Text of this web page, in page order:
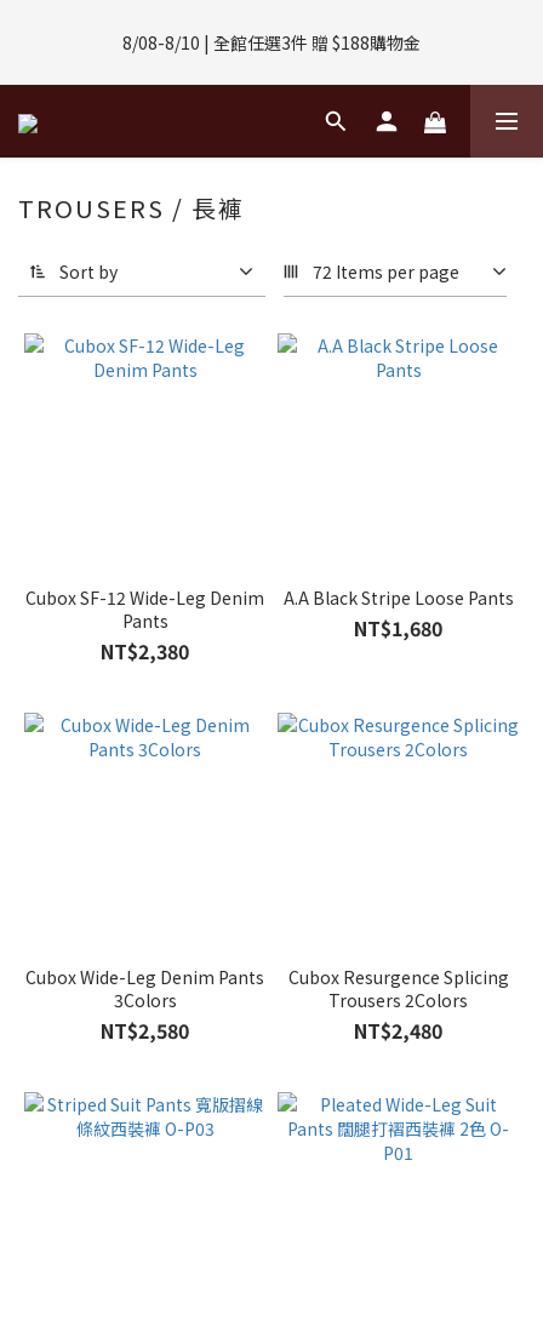
(數量有限售完不補)
8/08-8/10 | 全館任選3件 贈 $188購物金
8/01-8/31 | 任選2件CUBOX正價商品 贈【威靈頓 / 波士頓墨鏡】
TROUSERS / 長褲
Sort by 72 Items per page
Cubox SF-12 Wide-Leg Denim
Pants
NT$2,380
A.A Black Stripe Loose Pants
NT$1,680
Cubox Wide-Leg Denim Pants
3Colors
NT$2,580
Cubox Resurgence Splicing
Trousers 2Colors
NT$2,480